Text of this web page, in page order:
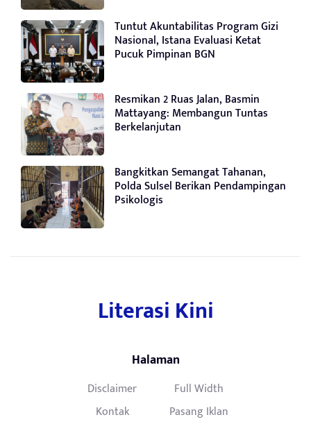
Tuntut Akuntabilitas Program Gizi
Nasional, Istana Evaluasi Ketat
Pucuk Pimpinan BGN
Resmikan 2 Ruas Jalan, Basmin
Mattayang: Membangun Tuntas
Berkelanjutan
Bangkitkan Semangat Tahanan,
Polda Sulsel Berikan Pendampingan
Psikologis
Literasi Kini
Halaman
Disclaimer
Full Width
Kontak
Pasang Iklan